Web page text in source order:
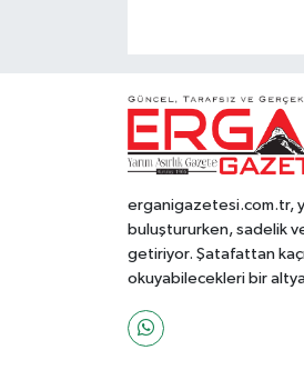
erganigazetesi.com.tr,
buluştururken, sadelik
getiriyor. Şatafattan
okuyabilecekleri bir